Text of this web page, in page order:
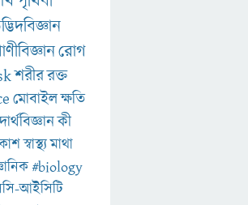
রোগ
শরীররক্ত
মোবাইলক্ষতি
কী
স্বাস্থ্যমাথা
#biology
আইসিটি